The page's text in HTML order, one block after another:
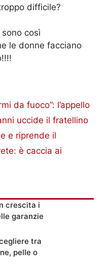
difficile?
così
le donne facciano
da fuoco”: l’appello
uccide il fratellino
e riprende il
è caccia ai
crescita i
garanzie
tra
pelle o